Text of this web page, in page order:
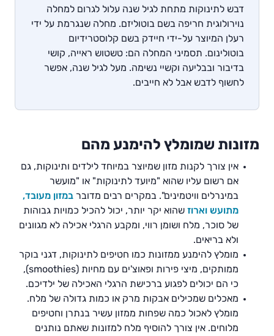
דבש לתינוקות מתחת לגיל שנה עלול לגרום למחלה
נוירולוגית חריפה בשם בוטוליזם. מחלה שנגרמת על ידי
רעלן המיוצר על-ידי חיידק בשם קלוסטרידיום
בוטולינום. תסמיני המחלה הם: טשטוש ראייה, קושי
בדיבור ובבליעה וקשיי נשימה. מעל לגיל שנה, אפשר
לחשוף לדבש אבל לא חייבים.
מזונות שמומלץ להימנע מהם
אין צורך לקנות מזון שמיוצר במיוחד לילדים ותינוקות, גם
אם רשום עליו שהוא "מיועד לתינוקות" או "מועשר
במינרלים וויטמינים". במקרים רבים מדובר במזון מעובד,
מתועש וארוז שהוא יקר יותר, יכול להכיל כמויות גבוהות
של סוכר, מלח ושומן רווי, ומקבע הרגלי אכילה לא מגוונים
ולא בריאים.
מומלץ להימנע ממזונות כמו חטיפים לתינוקות, דגני בוקר
ממותקים, מיצי פירות ופאוצ'ים עם מחיות (smoothies),
כי הם יכולים לפגוע ברכישת הרגלי האכילה של ילדיכם.
מאכלים שמכילים אבקות מרק או כמות גדולה של מלח.
מומלץ לאכול כמה שפחות ממזון עשיר בנתרן וחטיפים
מלוחים. אין צורך להוסיף מלח למזונות שאתם נותנים